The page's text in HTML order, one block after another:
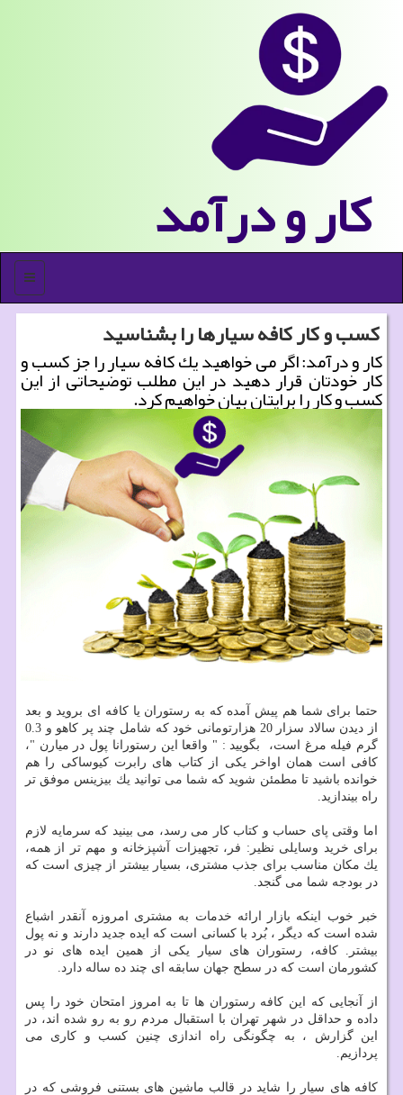
كار و درآمد
منو
كسب و كار كافه سیارها را بشناسید
كار و درآمد: اگر می خواهید یك كافه سیار را جز كسب و
كار خودتان قرار دهید در این مطلب توضیحاتی از این
كسب و كار را برایتان بیان خواهیم كرد.
حتما برای شما هم پیش آمده كه به رستوران یا كافه ای بروید و بعد
از دیدن سالاد سزار 20 هزارتومانی خود كه شامل چند پر كاهو و 0.3
گرم فیله مرغ است، بگویید : " واقعا این رستورانا پول در میارن "،
كافی است همان اواخر یكی از كتاب های رابرت كیوساكی را هم
خوانده باشید تا مطمئن شوید كه شما می توانید یك بیزینس موفق تر
راه بیندازید.
اما وقتی پای حساب و كتاب كار می رسد، می بینید كه سرمایه لازم
برای خرید وسایلی نظیر: فر، تجهیزات آشپزخانه و مهم تر از همه،
یك مكان مناسب برای جذب مشتری، بسیار بیشتر از چیزی است كه
در بودجه شما می گنجد.
خبر خوب اینكه بازار ارائه خدمات به مشتری امروزه آنقدر اشباع
شده است كه دیگر ، بُرد با كسانی است كه ایده جدید دارند و نه پول
بیشتر. كافه، رستوران های سیار یكی از همین ایده های نو در
كشورمان است كه در سطح جهان سابقه ای چند ده ساله دارد.
از آنجایی كه این كافه رستوران ها تا به امروز امتحان خود را پس
داده و حداقل در شهر تهران با استقبال مردم رو به رو شده اند، در
این گزارش ، به چگونگی راه اندازی چنین كسب و كاری می
پردازیم.
كافه های سیار را شاید در قالب ماشین های بستنی فروشی كه در